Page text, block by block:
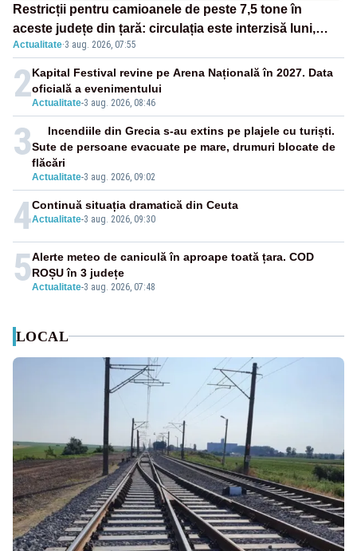
Restricții pentru camioanele de peste 7,5 tone în
aceste județe din țară: circulația este interzisă luni,
între orele 12:00 și 20:00
Actualitate·3 aug. 2026, 07:55
2Actualitate-3 aug. 2026, 08:46
Kapital Festival revine pe Arena Națională în 2027. Data
oficială a evenimentului
3
Actualitate-3 aug. 2026, 09:02
Incendiile din Grecia s-au extins pe plajele cu turiști.
Sute de persoane evacuate pe mare, drumuri blocate de
flăcări
4Actualitate-3 aug. 2026, 09:30
Continuă situația dramatică din Ceuta
5Actualitate-3 aug. 2026, 07:48
Alerte meteo de caniculă în aproape toată țara. COD
ROȘU în 3 județe
LOCAL